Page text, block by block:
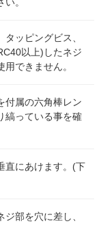
。
タッピングビス、
以上)したネジ
できません。
付属の六角棒レン
縞っている事を確
直にあけます。(下
部を穴に差し、